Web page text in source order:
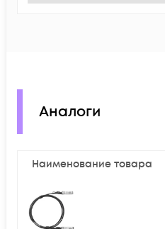
Аналоги
Наименование товара